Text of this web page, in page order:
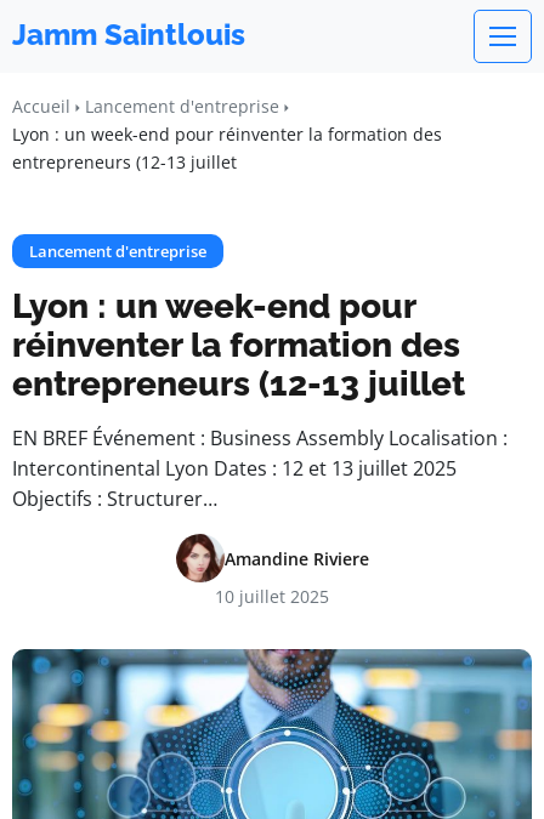
Jamm Saintlouis
Accueil
Lancement d'entreprise
Lyon : un week-end pour réinventer la formation des
entrepreneurs (12-13 juillet
Lancement d'entreprise
Lyon : un week-end pour
réinventer la formation des
entrepreneurs (12-13 juillet
EN BREF Événement : Business Assembly Localisation :
Intercontinental Lyon Dates : 12 et 13 juillet 2025
Objectifs : Structurer…
Amandine Riviere
10 juillet 2025